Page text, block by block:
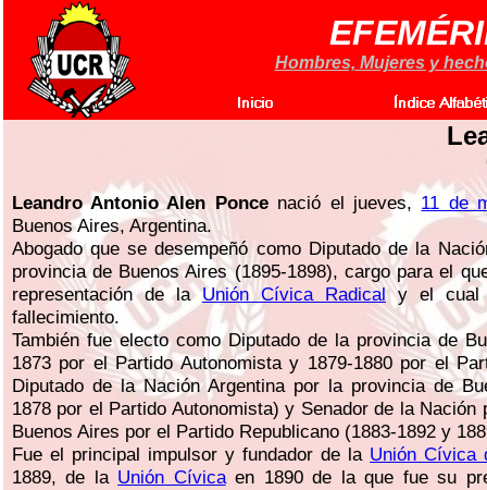
Hombres, Mujeres y
Leandro Antonio Alen Poncenació el jueves, 11 de
Buenos Aires, Argentina.
Abogado que se desempeñó como Diputado de la
provincia de Buenos Aires (1895-1898), cargo para el
representación de laUnión Cívica Radical y el cual
fallecimiento.
También fue electo como Diputado de la provincia de
1873 por el Partido Autonomista y 1879-1880 por el
Diputado de la Nación Argentina por la provincia de
1878 por el Partido Autonomista) y Senador de la Nación
Buenos Aires por el Partido Republicano (1883-1892 y
Fue el principal impulsor y fundador de la Unión Cívica
1889, de la Unión Cívicaen 1890 de la que fue su